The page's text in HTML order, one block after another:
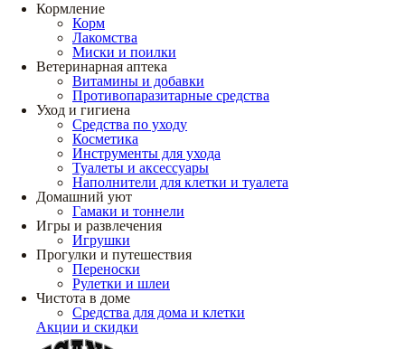
Кормление
Корм
Лакомства
Миски и поилки
Ветеринарная аптека
Витамины и добавки
Противопаразитарные средства
Уход и гигиена
Средства по уходу
Косметика
Инструменты для ухода
Туалеты и аксессуары
Наполнители для клетки и туалета
Домашний уют
Гамаки и тоннели
Игры и развлечения
Игрушки
Прогулки и путешествия
Переноски
Рулетки и шлеи
Чистота в доме
Средства для дома и клетки
Акции и скидки